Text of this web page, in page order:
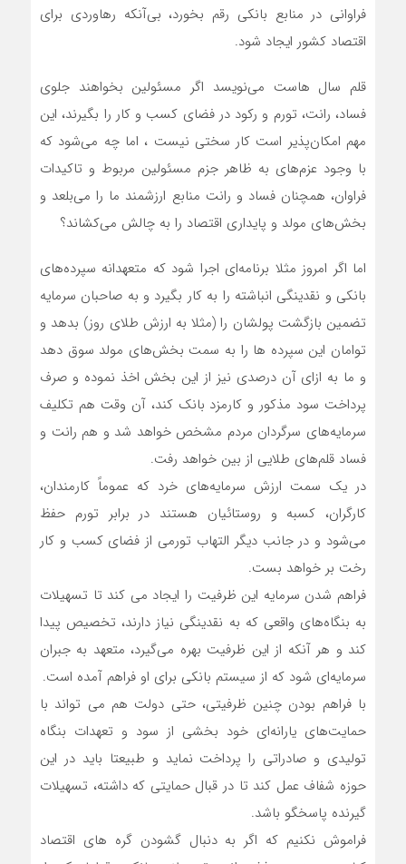
فراوانی در منابع بانکی رقم بخورد، بی‌آنکه رهاوردی برای
اقتصاد کشور ایجاد شود.
قلم سال هاست می‌نویسد اگر مسئولین بخواهند جلوی
فساد، رانت، تورم و رکود در فضای کسب و کار را بگیرند، این
مهم امکان‌پذیر است کار سختی نیست ، اما چه می‌شود که
با وجود عزم‌های به ظاهر جزم مسئولین مربوط و تاکیدات
فراوان، همچنان فساد و رانت منابع ارزشمند ما را می‌بلعد و
بخش‌های مولد و پایداری اقتصاد را به چالش می‌کشاند؟
اما اگر امروز مثلا برنامه‌ای اجرا شود که متعهدانه سپرده‌های
بانکی و نقدینگی انباشته را به کار بگیرد و به صاحبان سرمایه
تضمین بازگشت پولشان را (مثلا به ارزش طلای روز) بدهد و
توامان این سپرده ها را به سمت بخش‌های مولد سوق دهد
و ما به ازای آن درصدی نیز از این بخش اخذ نموده و صرف
پرداخت سود مذکور و کارمزد بانک کند، آن وقت هم تکلیف
سرمایه‌های سرگردان مردم مشخص خواهد شد و هم رانت و
فساد قلم‌های طلایی از بین خواهد رفت.
در یک سمت ارزش سرمایه‌های خرد که عموماً کارمندان،
کارگران، کسبه و روستائیان هستند در برابر تورم حفظ
می‌شود و در جانب دیگر التهاب تورمی از فضای کسب و کار
رخت بر خواهد بست.
فراهم شدن سرمایه این ظرفیت را ایجاد می کند تا تسهیلات
به بنگاه‌های واقعی که به نقدینگی نیاز دارند، تخصیص پیدا
کند و هر آنکه از این ظرفیت بهره می‌گیرد، متعهد به جبران
سرمایه‌ای شود که از سیستم بانکی برای او فراهم آمده است.
با فراهم بودن چنین ظرفیتی، حتی دولت هم می تواند با
حمایت‌های یارانه‌ای خود بخشی از سود و تعهدات بنگاه
تولیدی و صادراتی را پرداخت نماید و طبیعتا باید در این
حوزه شفاف عمل کند تا در قبال حمایتی که داشته، تسهیلات
گیرنده پاسخگو باشد.
فراموش نکنیم که اگر به دنبال گشودن گره های اقتصاد